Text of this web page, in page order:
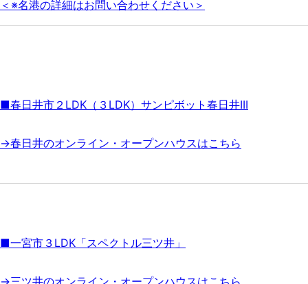
＜※名港の詳細はお問い合わせください＞
■春日井市２LDK（３LDK）サンピボット春日井III
→春日井のオンライン・オープンハウスはこちら
■一宮市３LDK「スペクトル三ツ井」
→三ツ井のオンライン・オープンハウスはこちら